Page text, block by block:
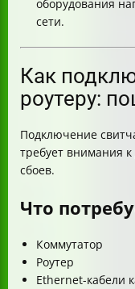
оборудования
сети.
Как
роутеру:
Подключение
требует внимания
сбоев.
Что
Коммутатор
Роутер
Ethernet-кабели